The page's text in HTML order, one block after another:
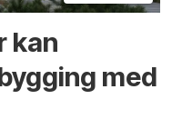
kan
med